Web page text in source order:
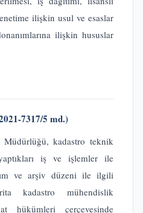
ilişkin usul ve esaslar
ilişkin hususlar
7317/5 md.)
kadastro teknik
iş ve işlemler ile
ve arşiv düzeni ile ilgili
kadastro mühendislik
hükümleri çerçevesinde